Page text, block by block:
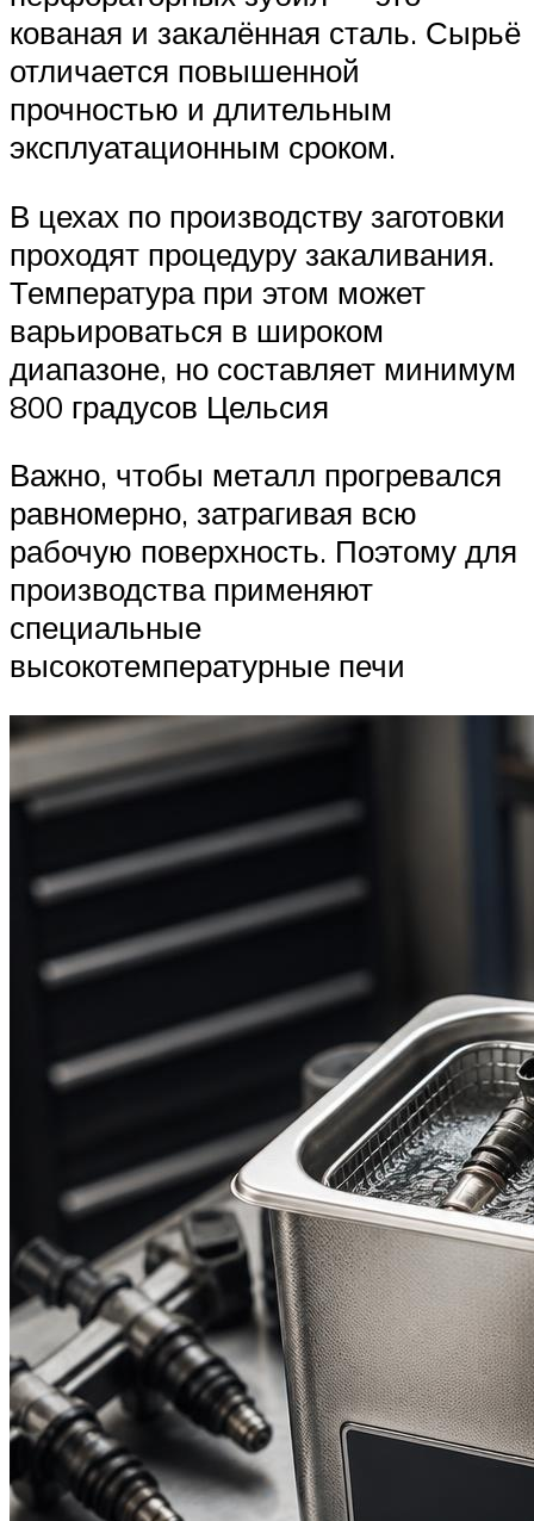
кованая и закалённая сталь. Сырьё
отличается повышенной
прочностью и длительным
эксплуатационным сроком.
В цехах по производству заготовки
проходят процедуру закаливания.
Температура при этом может
варьироваться в широком
диапазоне, но составляет минимум
800 градусов Цельсия
Важно, чтобы металл прогревался
равномерно, затрагивая всю
рабочую поверхность. Поэтому для
производства применяют
специальные
высокотемпературные печи